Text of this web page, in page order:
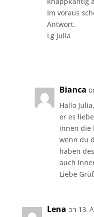
Im voraus
Antwort.
Lg Julia
Bianca
Hallo
er es
innen die
wenn du
haben
auch
Liebe
Lena on 13.